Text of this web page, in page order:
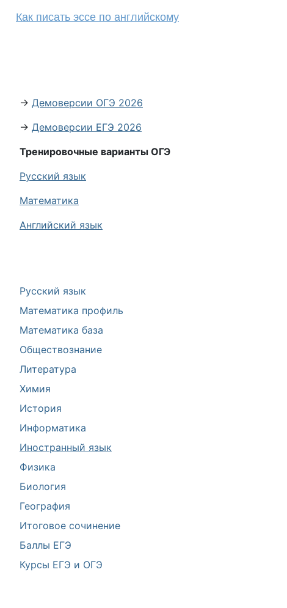
Русский язык
Математика профиль
Математика база
Обществознание
Литература
Химия
История
Информатика
Иностранный язык
Физика
Биология
География
Итоговое сочинение
Баллы ЕГЭ
Курсы ЕГЭ и ОГЭ
Как писать эссе по английскому
→ Демоверсии ОГЭ 2026
→ Демоверсии ЕГЭ 2026
Тренировочные варианты ОГЭ
Русский язык
Математика
Английский язык